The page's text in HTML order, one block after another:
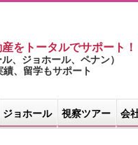
をトータルでサポート！
、ジョホール、ペナン）
、留学もサポート
ジョホール 視察ツアー 会